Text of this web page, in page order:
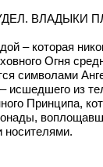
ВЛАДЫКИ
– которая
Огня
символами
исшедшего из
Принципа,
носителями.